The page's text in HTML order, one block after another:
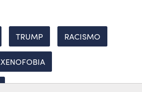
TRUMP RACISMO
XENOFOBIA